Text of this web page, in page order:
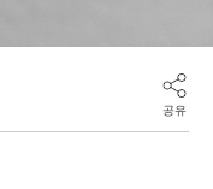
공유